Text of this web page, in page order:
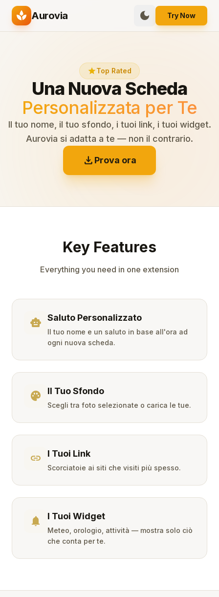
spa Aurovia dark_mode Try Now
starTop Rated
Una Nuova Scheda
Personalizzata per Te
Il tuo nome, il tuo sfondo, i tuoi link, i tuoi widget.
Aurovia si adatta a te — non il contrario.
download Prova ora
Key Features
Everything you need in one extension
smart_toy Saluto Personalizzato
Il tuo nome e un saluto in base all'ora ad
ogni nuova scheda.
palette Il Tuo Sfondo
Scegli tra foto selezionate o carica le tue.
link I Tuoi Link
Scorciatoie ai siti che visiti più spesso.
notifications I Tuoi Widget
Meteo, orologio, attività — mostra solo ciò
che conta per te.